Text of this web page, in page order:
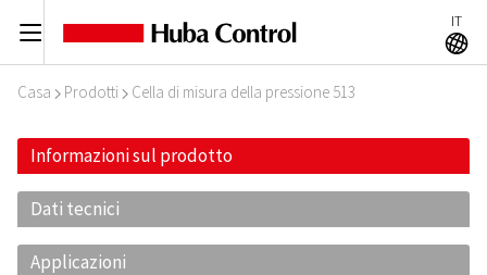
C IT
A
Casa I Prodotti I Cella di misura della pressione 513
Informazioni sul prodotto
Dati tecnici
Applicazioni